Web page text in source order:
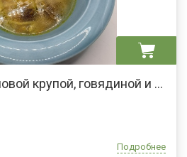
Рассольник с перловой крупой, говядиной и сметаной
Подробнее